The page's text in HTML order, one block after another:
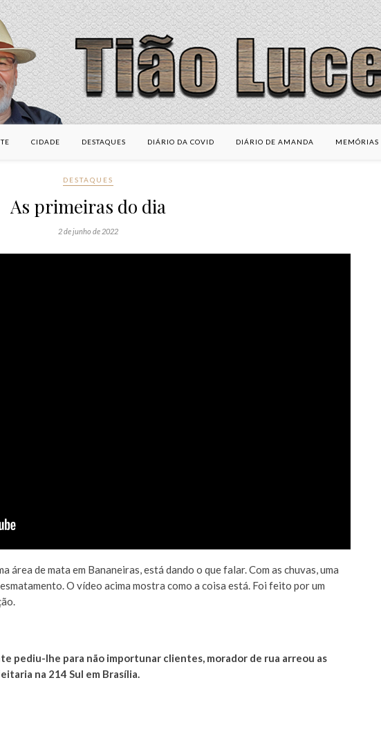
CIDADE DESTAQUES DIÁRIO DA COVID DIÁRIO DE AMANDA MEMÓRIAS
DESTAQUES
As primeiras do dia
2 de junho de 2022
área de mata em Bananeiras, está dando o que falar. Com as chuvas, uma
O vídeo acima mostra como a coisa está. Foi feito por um
pediu-lhe para não importunar clientes, morador de rua arreou as
na 214 Sul em Brasília.